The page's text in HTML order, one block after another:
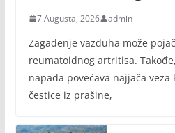
7 Augusta, 2026 admin
Zagađenje vazduha može
reumatoidnog artritisa.
napada povećava najjača
čestice iz prašine,